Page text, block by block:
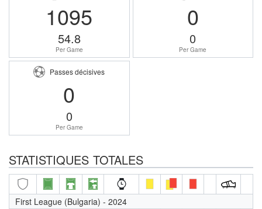
1095
54.8
Per Game
0
0
Per Game
Passes décisives
0
0
Per Game
STATISTIQUES TOTALES
First League (Bulgaria) - 2024